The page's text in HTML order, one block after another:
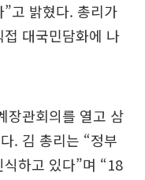
고 밝혔다. 총리가
대국민담화에 나
장관회의를 열고 삼
. 김 총리는 “정부
하고 있다”며 “18